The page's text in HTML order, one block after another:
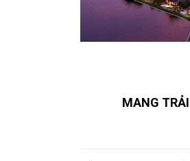
MANG